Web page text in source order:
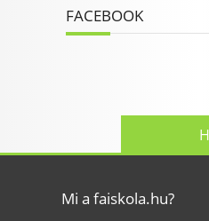
FACEBOOK
Mi a faiskola.hu?